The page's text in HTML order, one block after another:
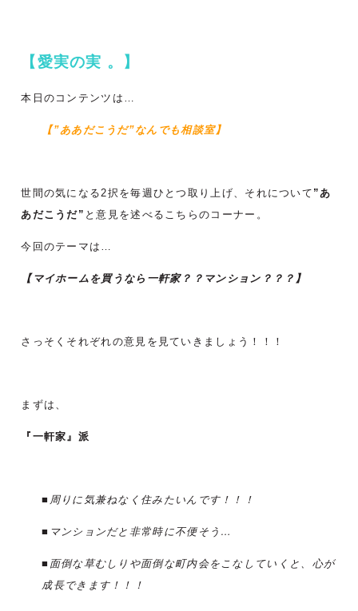
【愛実の実 。】
本日のコンテンツは…
【”ああだこうだ”なんでも相談室】
世間の気になる2択を毎週ひとつ取り上げ、それについて ”あ
あだこうだ” と意見を述べるこちらのコーナー。
今回のテーマは…
【マイホームを買うなら一軒家？？マンション？？？】
さっそくそれぞれの意見を見ていきましょう！！！
まずは、
『一軒家』派
■周りに気兼ねなく住みたいんです！！！
■マンションだと非常時に不便そう…
■面倒な草むしりや面倒な町内会をこなしていくと、心が
成長できます！！！